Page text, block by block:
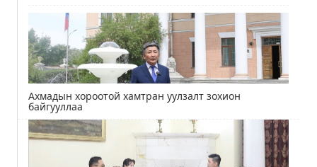
Ахмадын хороотой хамтран уулзалт зохион
байгууллаа